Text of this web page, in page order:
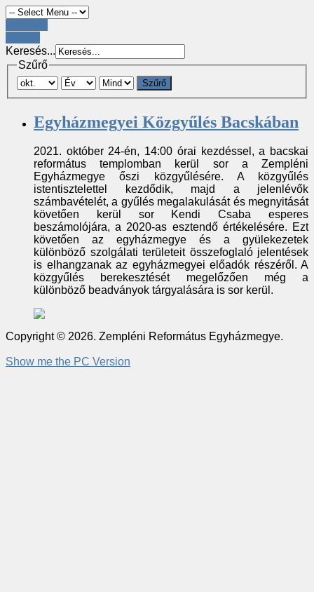
Keresés...
Szűrő
Szűrő
Egyházmegyei Közgyűlés Bacskában
2021. október 24-én, 14:00 órai kezdéssel, a bacskai
református templomban kerül sor a Zempléni
Egyházmegye őszi közgyűlésére. A közgyűlés
istentisztelettel kezdődik, majd a jelenlévők
számbavételét, a gyűlés megalakulását és megnyitását
követően kerül sor Kendi Csaba esperes
beszámolójára, a 2020-as esztendő értékelésére. Ezt
követően az egyházmegye és a gyülekezetek
különböző szolgálati területeit összefoglaló jelentések
is elhangzanak az egyházmegyei előadók részéről. A
közgyűlés berekesztését megelőzően még a
különböző beadványok tárgyalására is sor kerül.
Copyright © 2026. Zempléni Református Egyházmegye.
Show me the PC Version